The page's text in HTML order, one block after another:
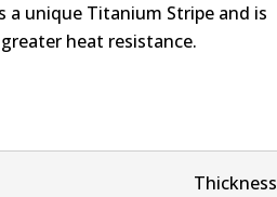
Thickness
a unique Titanium Stripe and is
heat resistance.